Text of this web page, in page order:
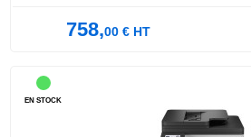
758,00€HT
EN STOCK